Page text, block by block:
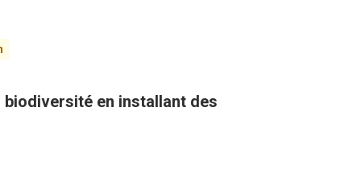
en installant des